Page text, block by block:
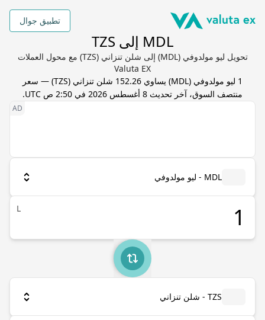
تطبيق جوال
MDL إلى TZS
تحويل ليو مولدوفي (MDL) إلى شلن تنزاني (TZS) مع محول العملات
Valuta EX
1 ليو مولدوفي (
MDL) يساوي 152.26 شلن تنزاني (
TZS) — سعر
منتصف السوق، آخر تحديث 8 أغسطس 2026 في 2:50 ص UTC .
MDL - ليو مولدوفي
L
TZS - شلن تنزاني